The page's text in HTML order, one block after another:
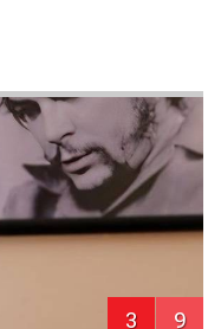
3 9